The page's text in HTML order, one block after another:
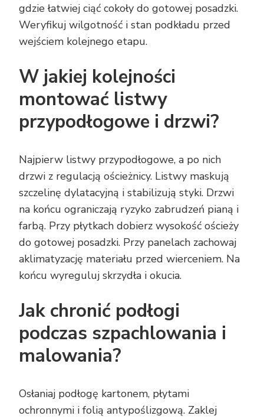
gdzie łatwiej ciąć cokoły do gotowej posadzki.
Weryfikuj wilgotność i stan podkładu przed
wejściem kolejnego etapu.
W jakiej kolejności
montować listwy
przypodłogowe i drzwi?
Najpierw listwy przypodłogowe, a po nich
drzwi z regulacją ościeżnicy. Listwy maskują
szczelinę dylatacyjną i stabilizują styki. Drzwi
na końcu ograniczają ryzyko zabrudzeń pianą i
farbą. Przy płytkach dobierz wysokość ościeży
do gotowej posadzki. Przy panelach zachowaj
aklimatyzację materiału przed wierceniem. Na
końcu wyreguluj skrzydła i okucia.
Jak chronić podłogi
podczas szpachlowania i
malowania?
Osłaniaj podłogę kartonem, płytami
ochronnymi i folią antypoślizgową. Zaklej